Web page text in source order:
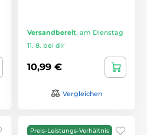
Versandbereit, am Dienstag
11. 8. bei dir
10,99 €
Vergleichen
Preis-Leistungs-Verhältnis